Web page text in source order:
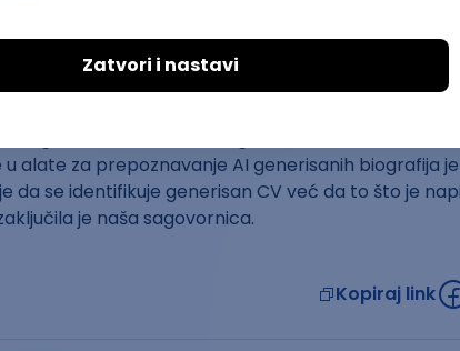
CV-ja razvijati u narednih 5 do 10 godina uz
neizvesno s obzirom na brzinu kojom se razvija AI
već će to da bude neka druga forma. Ali,
dugo biti aktuelan. Sa druge strane, ne mislim da će
alate za prepoznavanje AI generisanih biografija
da se identifikuje generisan CV već da to što je
je naša sagovornica.
Kopiraj link